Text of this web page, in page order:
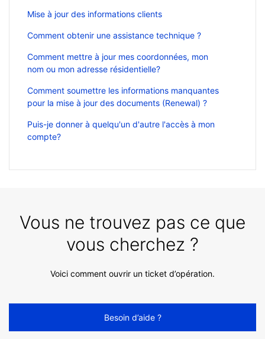
Mise à jour des informations clients
Comment obtenir une assistance technique ?
Comment mettre à jour mes coordonnées, mon
nom ou mon adresse résidentielle?
Comment soumettre les informations manquantes
pour la mise à jour des documents (Renewal) ?
Puis-je donner à quelqu'un d'autre l'accès à mon
compte?
Vous ne trouvez pas ce que
vous cherchez ?
Voici comment ouvrir un ticket d’opération.
Besoin d’aide ?